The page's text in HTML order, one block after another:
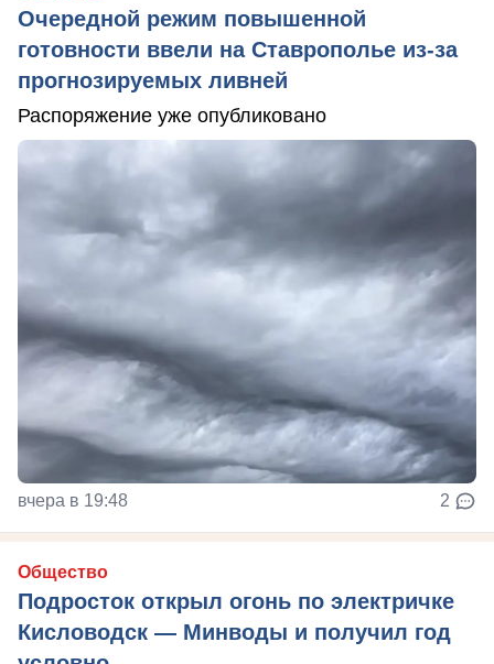
Очередной режим повышенной
готовности ввели на Ставрополье из-за
прогнозируемых ливней
Распоряжение уже опубликовано
вчера в 19:48 2
Общество
Подросток открыл огонь по электричке
Кисловодск — Минводы и получил год